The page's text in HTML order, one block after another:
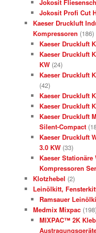
Jokosit
Jokosit Profi Cut
Kaeser Druckluft
Kompressoren (186)
Kaeser Druckluft
Kaeser Druckluft
KW (24)
Kaeser Druckluft
(42)
Kaeser Druckluft
Kaeser Druckluft
Kaeser Druckluft
Silent-Compact
Kaeser Druckluft
3.0 KW (33)
Kaeser
Kompressoren
Klotzhebel (2)
Leinölkitt,
Ramsauer
Medmix Mixpac
MIXPAC™ 2K